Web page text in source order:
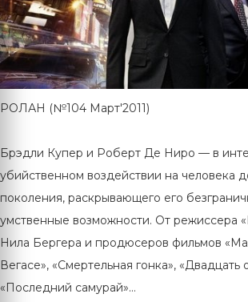
РОЛАН (№104 Март'2011)
Брэдли Купер и Роберт Де Ниро — в
убийственном воздействии на человека
поколения, раскрывающего его
умственные возможности. От режиссера
Нила Бергера и продюсеров фильмов
Вегасе», «Смертельная гонка», «Двадцать
«Последний самурай»…